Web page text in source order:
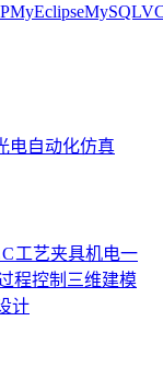
MyEclipseMySQL
电自动化仿真
工艺夹具机电一
程控制 三维建模
计